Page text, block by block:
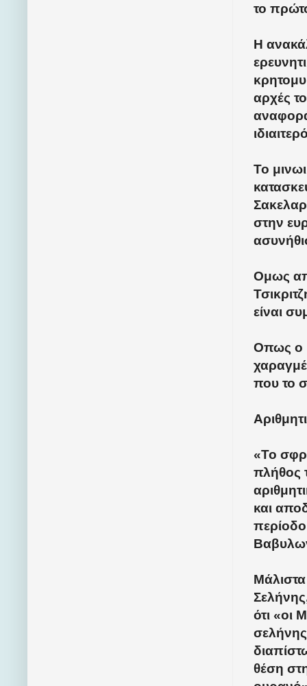
το
Η
αρχές
Το
στην
Ομως
είναι
Οπως ο
που το
«Το
πλήθος
και
ότι «οι
θέση